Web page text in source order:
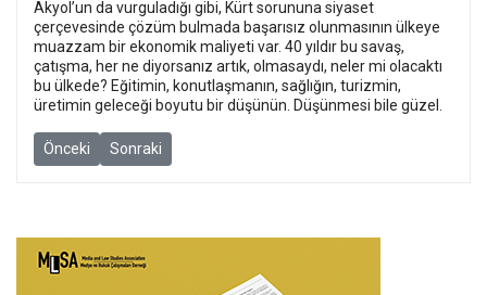
Akyol’un da vurguladığı gibi, Kürt sorununa siyaset
çerçevesinde çözüm bulmada başarısız olunmasının ülkeye
muazzam bir ekonomik maliyeti var. 40 yıldır bu savaş,
çatışma, her ne diyorsanız artık, olmasaydı, neler mi olacaktı
bu ülkede? Eğitimin, konutlaşmanın, sağlığın, turizmin,
üretimin geleceği boyutu bir düşünün. Düşünmesi bile güzel.
Önceki makale: Değerler eğitimi: Düşmanlar yine gelecek mi
Önceki Sonraki makale: Muharrem, bir Kürt çocuk, bir çoban,
Sonraki